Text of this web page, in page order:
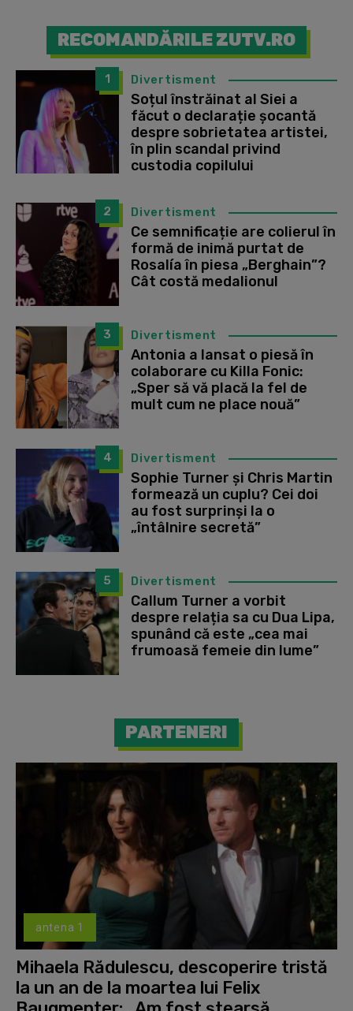
RECOMANDĂRILE ZUTV.RO
1 Divertisment
Soțul înstrăinat al Siei a
făcut o declarație șocantă
despre sobrietatea artistei,
în plin scandal privind
custodia copilului
2 Divertisment
Ce semnificație are colierul în
formă de inimă purtat de
Rosalía în piesa „Berghain”?
Cât costă medalionul
3 Divertisment
Antonia a lansat o piesă în
colaborare cu Killa Fonic:
„Sper să vă placă la fel de
mult cum ne place nouă”
4 Divertisment
Sophie Turner și Chris Martin
formează un cuplu? Cei doi
au fost surprinși la o
„întâlnire secretă”
5 Divertisment
Callum Turner a vorbit
despre relația sa cu Dua Lipa,
spunând că este „cea mai
frumoasă femeie din lume”
PARTENERI
antena 1
Mihaela Rădulescu, descoperire tristă
la un an de la moartea lui Felix